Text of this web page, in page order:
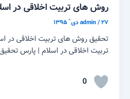
روش های تربیت اخلاقی در
admin/۲۷ دی ّ ۱۳۹۵
تحقیق روش های تربیت اخلاقی در
تربیت اخلاقی در اسلام | پارس
0